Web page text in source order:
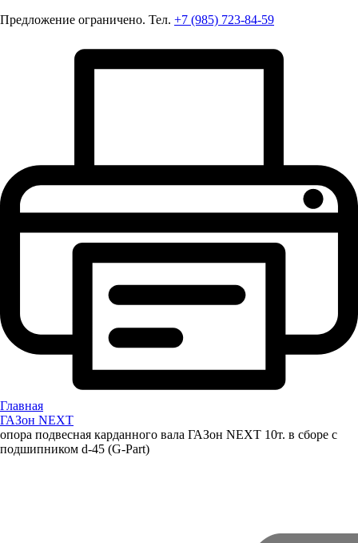
Предложение ограничено. Тел. +7 (985) 723-84-59
Главная
ГАЗон NEXT
опора подвесная карданного вала ГАЗон NEXT 10т. в сборе с
подшипником d-45 (G-Part)